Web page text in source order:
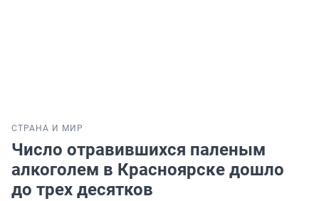
СТРАНА И МИР
Число отравившихся паленым
алкоголем в Красноярске дошло
до трех десятков